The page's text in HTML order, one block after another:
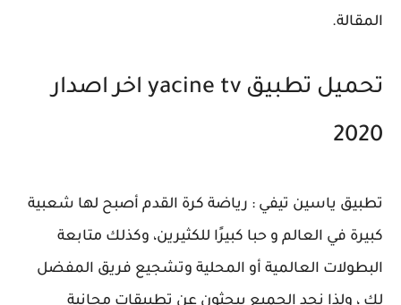
المقالة.
تحميل تطبيق yacine tv اخر اصدار
2020
تطبيق ياسين تيفي : رياضة كرة القدم أصبح لها شعبية
كبيرة في العالم و حبا كبيرًا للكثيرين، وكذلك متابعة
البطولات العالمية أو المحلية وتشجيع فريق المفضل
لك ، ولذا نجد الجميع يبحثون عن تطبيقات مجانية